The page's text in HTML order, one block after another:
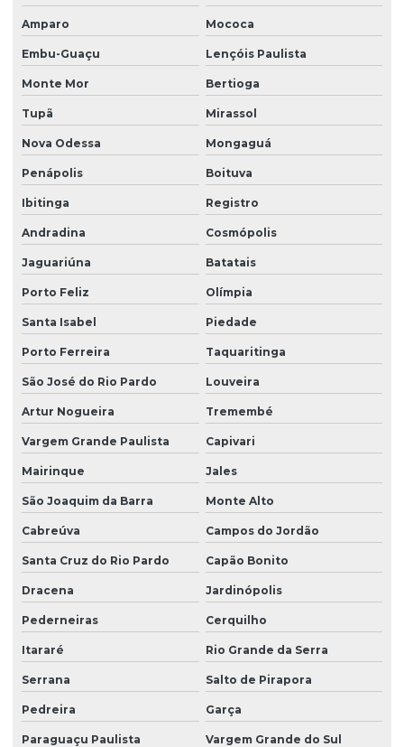
Amparo Mococa
Embu-Guaçu Lençóis Paulista
Monte Mor Bertioga
Tupã Mirassol
Nova Odessa Mongaguá
Penápolis Boituva
Ibitinga Registro
Andradina Cosmópolis
Jaguariúna Batatais
Porto Feliz Olímpia
Santa Isabel Piedade
Porto Ferreira Taquaritinga
São José do Rio Pardo Louveira
Artur Nogueira Tremembé
Vargem Grande Paulista Capivari
Mairinque Jales
São Joaquim da Barra Monte Alto
Cabreúva Campos do Jordão
Santa Cruz do Rio Pardo Capão Bonito
Dracena Jardinópolis
Pederneiras Cerquilho
Itararé Rio Grande da Serra
Serrana Salto de Pirapora
Pedreira Garça
Paraguaçu Paulista Vargem Grande do Sul